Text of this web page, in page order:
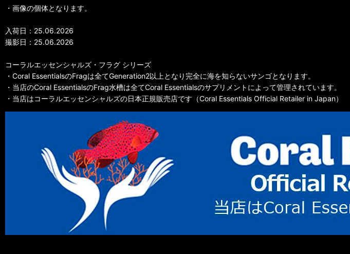
・画像の個体となります。
入荷日：25.06.2026
撮影日：25.06.2026
コーラルエッセンシャルズ・フラグ シリーズ
・Coral EssentialsのFragは全てGeneration2以上となり完全に海を知らないサンゴとなります。
・当店のCoral EssentialsのFrag水槽は全てCoral Essentialsのサプリメントによって管理されています。
・当店はコーラルエッセンシャルズの日本正規販売店です（Coral Essentials Official Retailer in Japan）